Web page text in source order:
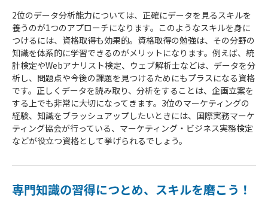
2位のデータ分析能力については、正確にデータを見るスキルを
養うのが1つのアプローチになります。このようなスキルを身に
つけるには、資格取得も効果的。資格取得の勉強は、その分野の
知識を体系的に学習できるのがメリットになります。例えば、統
計検定やWebアナリスト検定、ウェブ解析士などは、データを分
析し、問題点や今後の課題を見つけるためにもプラスになる資格
です。正しくデータを読み取り、分析をすることは、企画立案を
する上でも非常に大切になってきます。3位のマーケティングの
経験、知識をブラッシュアップしたいときには、国際実務マーケ
ティング協会が行っている、マーケティング・ビジネス実務検定
などが役立つ資格として挙げられるでしょう。
専門知識の習得につとめ、スキルを磨こう！